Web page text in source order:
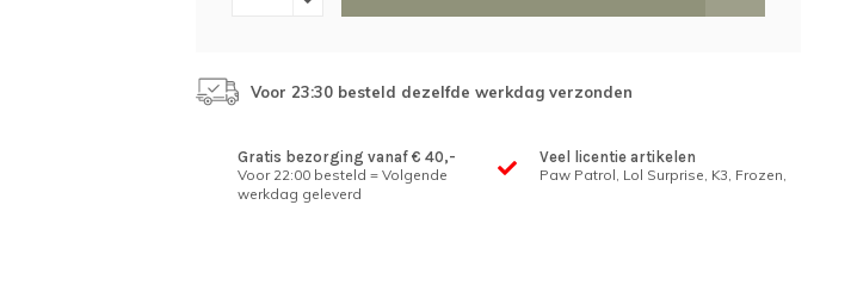
Voor 23:30 besteld dezelfde werkdag verzonden
Gratis bezorging vanaf € 40,-
Voor 22:00 besteld = Volgende
werkdag geleverd
Veel licentie artikelen
Paw Patrol, Lol Surprise, K3, Frozen,